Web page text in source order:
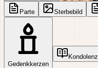
Parte Sterbebild
Gedenkkerzen